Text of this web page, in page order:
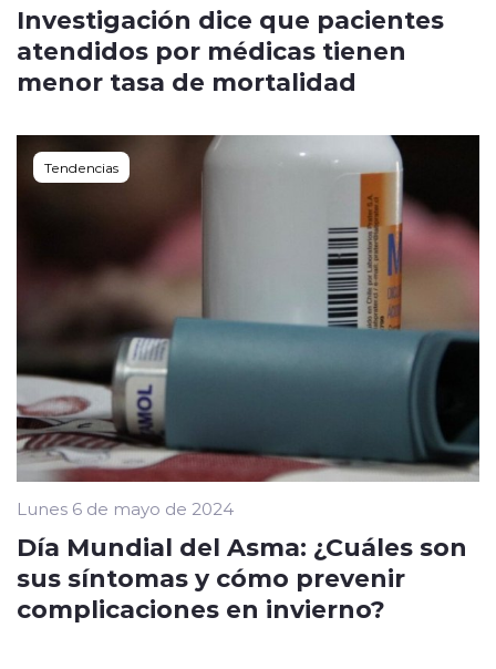
Investigación dice que pacientes
atendidos por médicas tienen
menor tasa de mortalidad
Tendencias
Lunes 6 de mayo de 2024
Día Mundial del Asma: ¿Cuáles son
sus síntomas y cómo prevenir
complicaciones en invierno?